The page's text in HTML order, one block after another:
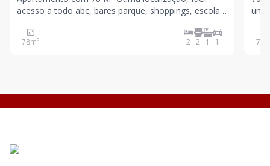
acesso a todo abc, bares parque, shoppings, escolas
suíte e varanda ( projeto inicial de 3 dormitórios que
78m² 2 2 1 1
um com sacada com vista para a piscina) 01 suíte
70